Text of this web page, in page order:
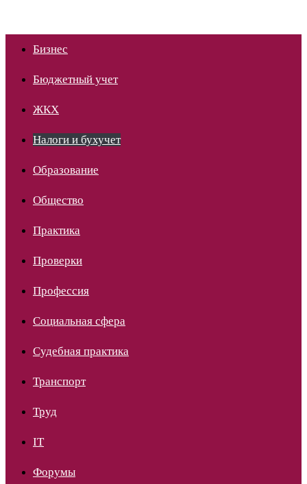
Бизнес
Бюджетный учет
ЖКХ
Налоги и бухучет
Образование
Общество
Практика
Проверки
Профессия
Социальная сфера
Судебная практика
Транспорт
Труд
IT
Форумы